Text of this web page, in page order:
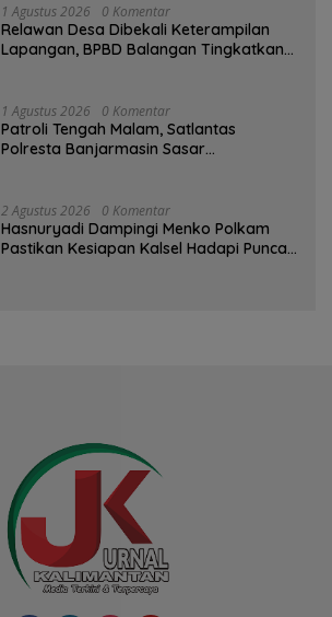
1 Agustus 2026 0 Komentar
Relawan Desa Dibekali Keterampilan
Lapangan, BPBD Balangan Tingkatkan
1 Agustus 2026 0 Komentar
Patroli Tengah Malam, Satlantas
Polresta Banjarmasin Sasar
2 Agustus 2026 0 Komentar
Hasnuryadi Dampingi Menko Polkam
Pastikan Kesiapan Kalsel Hadapi Puncak